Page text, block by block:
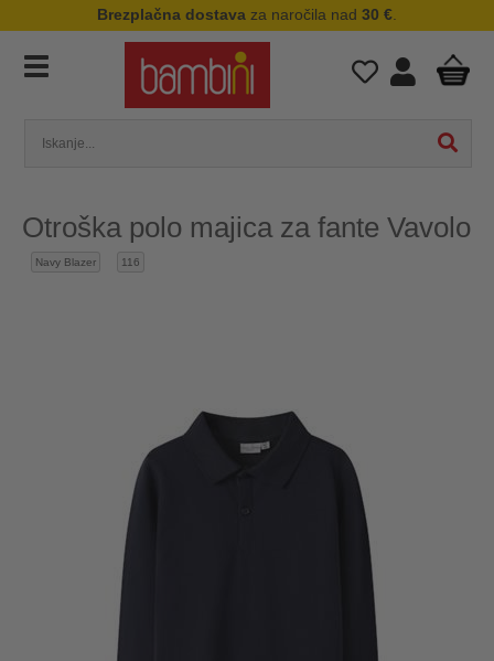
Brezplačna dostava za naročila nad 30 €
Otroška polo majica za fante Vavolo
Navy Blazer 116